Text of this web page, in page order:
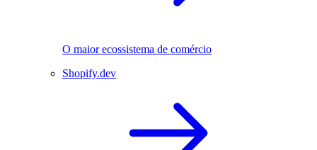
O maior ecossistema de comércio
Shopify.dev